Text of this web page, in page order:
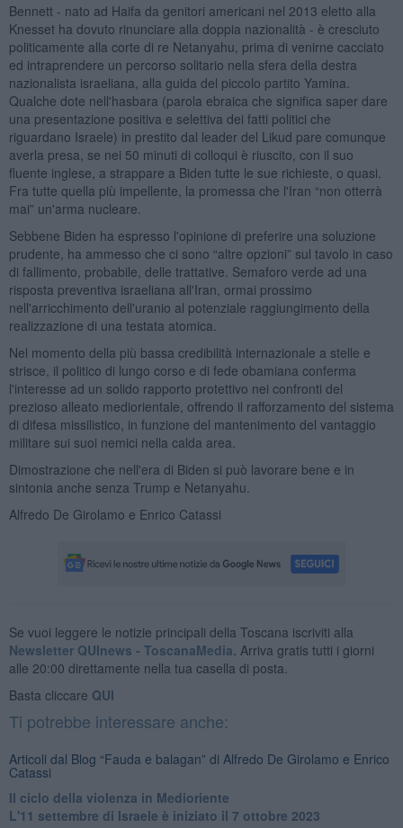
Bennett - nato ad Haifa da genitori americani nel 2013 eletto alla
Knesset ha dovuto rinunciare alla doppia nazionalità - è cresciuto
politicamente alla corte di re Netanyahu, prima di venirne cacciato
ed intraprendere un percorso solitario nella sfera della destra
nazionalista israeliana, alla guida del piccolo partito Yamina.
Qualche dote nell'hasbara (parola ebraica che significa saper dare
una presentazione positiva e selettiva dei fatti politici che
riguardano Israele) in prestito dal leader del Likud pare comunque
averla presa, se nei 50 minuti di colloqui è riuscito, con il suo
fluente inglese, a strappare a Biden tutte le sue richieste, o quasi.
Fra tutte quella più impellente, la promessa che l'Iran “non otterrà
mai” un'arma nucleare.
Sebbene Biden ha espresso l'opinione di preferire una soluzione
prudente, ha ammesso che ci sono “altre opzioni” sul tavolo in caso
di fallimento, probabile, delle trattative. Semaforo verde ad una
risposta preventiva israeliana all'Iran, ormai prossimo
nell'arricchimento dell'uranio al potenziale raggiungimento della
realizzazione di una testata atomica.
Nel momento della più bassa credibilità internazionale a stelle e
strisce, il politico di lungo corso e di fede obamiana conferma
l'interesse ad un solido rapporto protettivo nei confronti del
prezioso alleato mediorientale, offrendo il rafforzamento del sistema
di difesa missilistico, in funzione del mantenimento del vantaggio
militare sui suoi nemici nella calda area.
Dimostrazione che nell'era di Biden si può lavorare bene e in
sintonia anche senza Trump e Netanyahu.
Alfredo De Girolamo e Enrico Catassi
Se vuoi leggere le notizie principali della Toscana iscriviti alla
Newsletter QUInews - ToscanaMedia. Arriva gratis tutti i giorni
alle 20:00 direttamente nella tua casella di posta.
Basta cliccare QUI
Ti potrebbe interessare anche:
Articoli dal Blog “Fauda e balagan” di Alfredo De Girolamo e Enrico
Catassi
Il ciclo della violenza in Medioriente
L'11 settembre di Israele è iniziato il 7 ottobre 2023